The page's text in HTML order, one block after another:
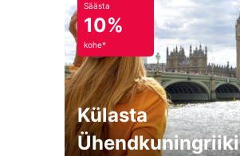
Säästa
10%
kohe*
Külasta
Ühendkuningriiki